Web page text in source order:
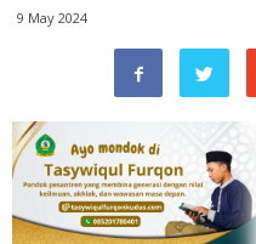
9 May 2024